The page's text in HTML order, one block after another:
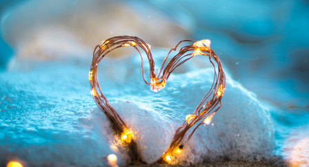
■メールアドレス：89@1242.com
■番組ホームページ： https://www.1242.com/showup
【4位】山羊座（やぎ座）
対人運が好調です。今日は1対1のコミュニケーションが大切
な日。パートナーや大切な友人と深い話をしたり、普段は話
しづらい話題を取り上げてみたりするには良いタイミングで
す。
【5位】牡牛座（おうし座）
趣味や友達付き合いが活発な運気です。今日は心の充実感を
感じやすい日なので、好きなことをとことん楽しみましょ
う。ラッキーアイテムは、炭酸水。